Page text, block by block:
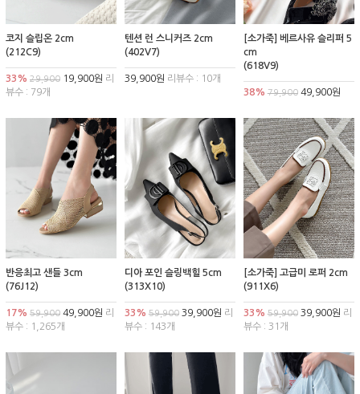
코지 슬립온 2cm
(212C9)
33% 29,900 19,900원 리
뷰수 : 79개
텐션 런 스니커즈 2cm
(402V7)
39,900원 리뷰수 : 10개
[소가죽] 베르사유 슬리퍼 5
cm
(618V9)
38% 79,90049,900원
반응최고 샌들 3cm
(76J12)
17% 59,900 49,900원 리
뷰수 : 1,265개
디아 포인 슬링백힐 5cm
(313X10)
33% 59,90039,900원 리
뷰수 : 143개
[소가죽] 고급미 로퍼 2cm
(911X6)
33% 59,90039,900원 리
뷰수 : 31개